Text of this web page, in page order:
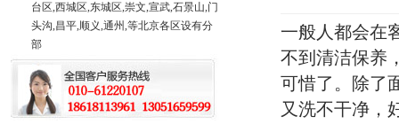
台区,西城区,东城区,崇文,宣武,石景山,门
头沟,昌平,顺义,通州,等北京各区设有分
部
一般人都会在
不到清洁保养
可惜了。除了
又洗不干净，